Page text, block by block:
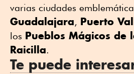
varias ciudades
Guadalajara, Puerto
los Pueblos Mágicos de
Raicilla.
Te puede